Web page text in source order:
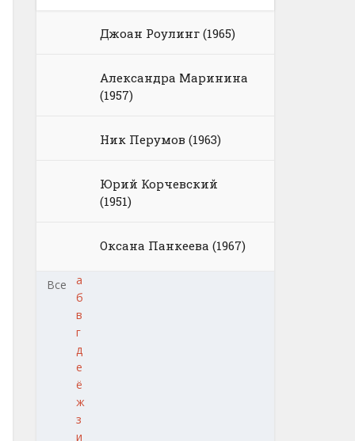
Джоан Роулинг (1965)
Александра Маринина
(1957)
Ник Перумов (1963)
Юрий Корчевский
(1951)
Оксана Панкеева (1967)
Все
а
б
в
г
д
е
ё
ж
з
и